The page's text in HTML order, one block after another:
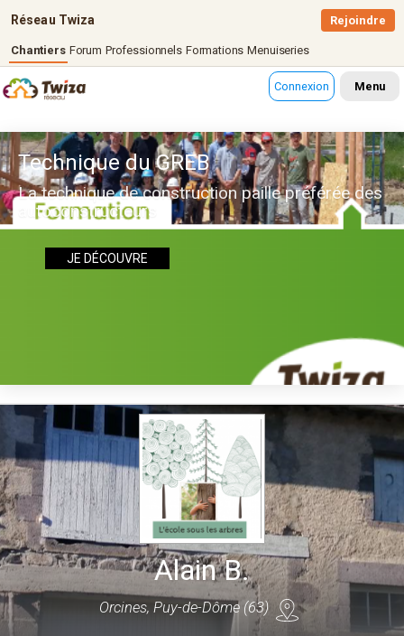
Réseau Twiza
Chantiers Forum Professionnels Formations Menuiseries
Rejoindre
Connexion Menu
Technique du GREB
La technique de construction paille préférée des
autoconstructeurs
JE DÉCOUVRE
Alain B.
Orcines, Puy-de-Dôme (63)